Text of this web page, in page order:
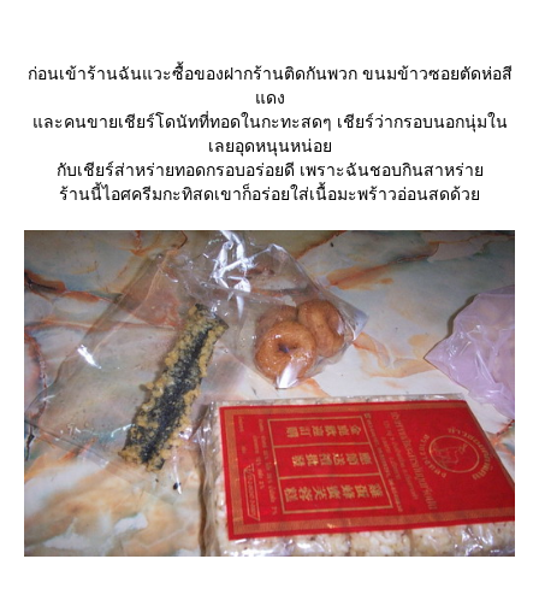
ก่อนเข้าร้านฉันแวะซื้อของฝากร้านติดกันพวก ขนมข้าวซอยตัดห่อสี
ดง
ละคนขายเชียร์โดนัทที่ทอดในกะทะสดๆ เชียร์ว่ากรอบนอกนุ่มใน
เลยอุดหนุนหน่อ
กับเชียร์ส่าหร่ายทอดกรอบอร่อยดี เพราะฉันชอบกินสาหร่า
ร้านนี้ไอศครีมกะทิสดเขาก็อร่อยใส่เนื้อมะพร้าวอ่อนสดด้ว